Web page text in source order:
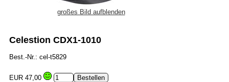
großes Bild aufblenden
Celestion CDX1-1010
Best.-Nr.: cel-t5829
EUR 47,00